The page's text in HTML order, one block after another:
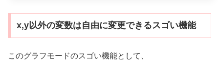
x,y以外の変数は自由に変更できるスゴい機能
このグラフモードのスゴい機能として、